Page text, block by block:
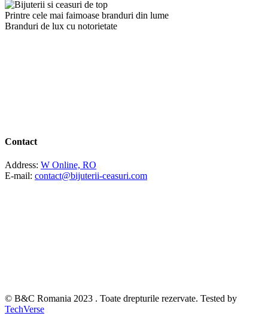
Printre cele mai faimoase branduri din lume
Branduri de lux cu notorietate
Contact
Address: W Online, RO
E-mail: contact@bijuterii-ceasuri.com
© B&C Romania 2023 . Toate drepturile rezervate. Tested by
TechVerse